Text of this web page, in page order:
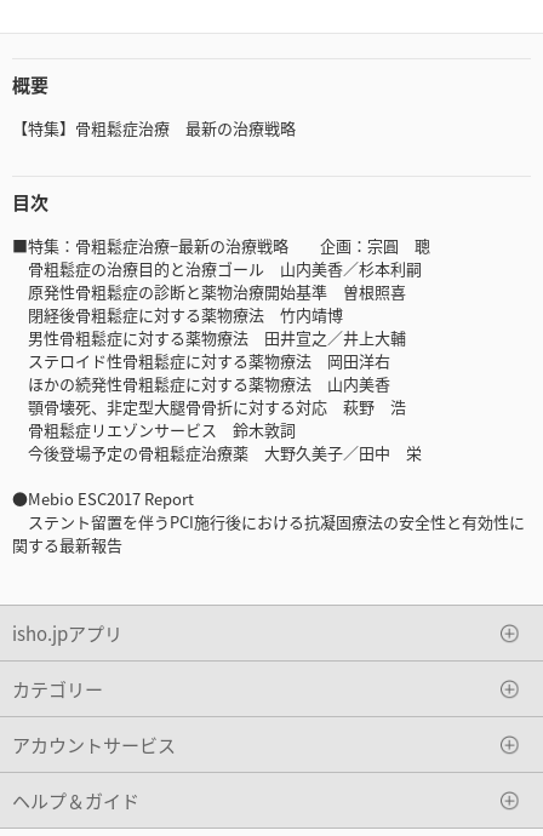
概要
【特集】骨粗鬆症治療 最新の治療戦略
目次
■特集：骨粗鬆症治療−最新の治療戦略 企画：宗圓 聰
骨粗鬆症の治療目的と治療ゴール 山内美香／杉本利嗣
原発性骨粗鬆症の診断と薬物治療開始基準 曽根照喜
閉経後骨粗鬆症に対する薬物療法 竹内靖博
男性骨粗鬆症に対する薬物療法 田井宣之／井上大輔
ステロイド性骨粗鬆症に対する薬物療法 岡田洋右
ほかの続発性骨粗鬆症に対する薬物療法 山内美香
顎骨壊死、非定型大腿骨骨折に対する対応 萩野 浩
骨粗鬆症リエゾンサービス 鈴木敦詞
今後登場予定の骨粗鬆症治療薬 大野久美子／田中 栄
●Mebio ESC2017 Report
ステント留置を伴うPCI施行後における抗凝固療法の安全性と有効性に
関する最新報告
isho.jpアプリ
カテゴリー
アカウントサービス
ヘルプ＆ガイド